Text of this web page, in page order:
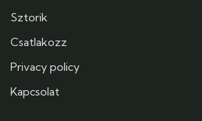
Sztorik
Csatlakozz
Privacy policy
Kapcsolat